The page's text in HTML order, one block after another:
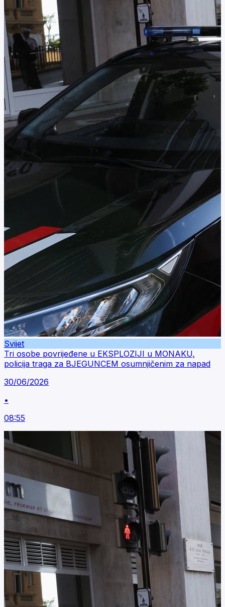
Svijet
Tri osobe povrijeđene u EKSPLOZIJI u MONAKU,
policija traga za BJEGUNCEM osumnjičenim za napad
30/06/2026
•
08:55